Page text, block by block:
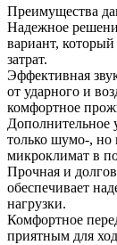
Преимущества
Надежное
вариант,
затрат.
Эффективная
от ударного и
комфортное
Дополнительное
только шумо-, но
микроклимат в
Прочная и
обеспечивает
нагрузки.
Комфортное
приятным для